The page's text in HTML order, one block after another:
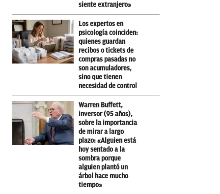
siente extranjero»
Los expertos en
psicología coinciden:
quienes guardan
recibos o tickets de
compras pasadas no
son acumuladores,
sino que tienen
necesidad de control
Warren Buffett,
inversor (95 años),
sobre la importancia
de mirar a largo
plazo: «Alguien está
hoy sentado a la
sombra porque
alguien plantó un
árbol hace mucho
tiempo»